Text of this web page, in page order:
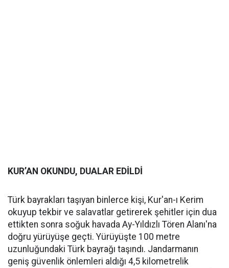
KUR’AN OKUNDU, DUALAR EDİLDİ
Türk bayrakları taşıyan binlerce kişi, Kur'an-ı Kerim
okuyup tekbir ve salavatlar getirerek şehitler için dua
ettikten sonra soğuk havada Ay-Yıldızlı Tören Alanı'na
doğru yürüyüşe geçti. Yürüyüşte 100 metre
uzunluğundaki Türk bayrağı taşındı. Jandarmanın
geniş güvenlik önlemleri aldığı 4,5 kilometrelik